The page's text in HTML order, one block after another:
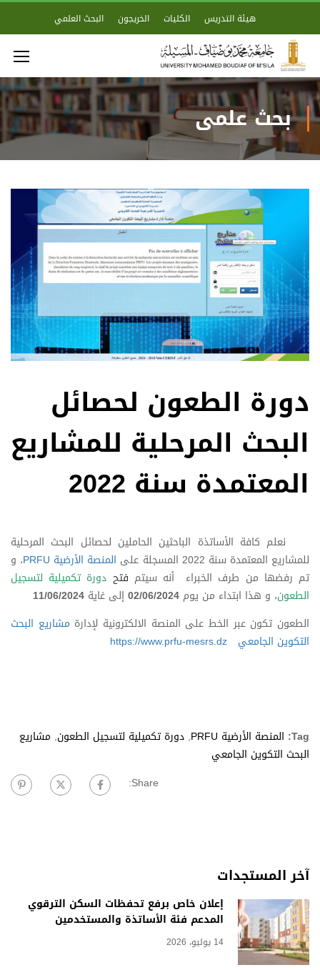
هيئة التدريس الكليات الخريجون البحث العلمي
بحث علمي
دورة الطعون لحصائل
البحث المرحلية للمشاريع
المعتمدة سنة 2022
نعلم كافة الأساتذة الباحثين الحاملين لحصائل البحث المرحلية
للمشاريع المعتمدة سنة 2022 المسجلة على
المنصة الأرضية PRFU
، و
تم رفضها من طرف الخبراء أنه سيتم فتح دورة تكميلية لتسجيل
الطعون، و هذا ابتداء من يوم 02/06/2024 إلى غاية 11/06/2024
الطعون تكون عبر الخط على المنصة الالكترونية لإدارة مشاريع البحث
التكوين الجامعي https://www.prfu-mesrs.dz
Tag: المنصة الأرضية PRFU , دورة تكميلية لتسجيل الطعون, مشاريع
البحث التكوين الجامعي
Share:
آخر المستجدات
إعلان خاص برفع تحفظات السكن الترقوي
المدعم فئة الأساتذة والمستخدمين
14 يوليو، 2026